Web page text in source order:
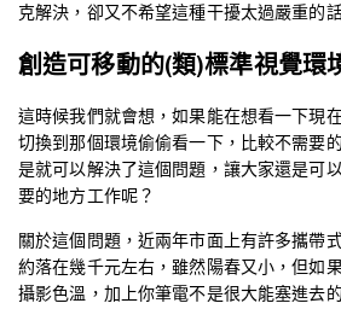
克解決，卻又不希望這種干擾太過嚴重的
創造可移動的(類)標準視覺環
這時候我們就會想，如果能在想看一下現
切換到那個環境偷偷看一下，比較不需要
是就可以解決了這個問題，讓大家還是可
要的地方工作呢？
關於這個問題，近兩年市面上有許多攜帶
約落在幾千元左右，雖然陽春又小，但如
攝影色溫，加上你筆電不是很大能塞進去